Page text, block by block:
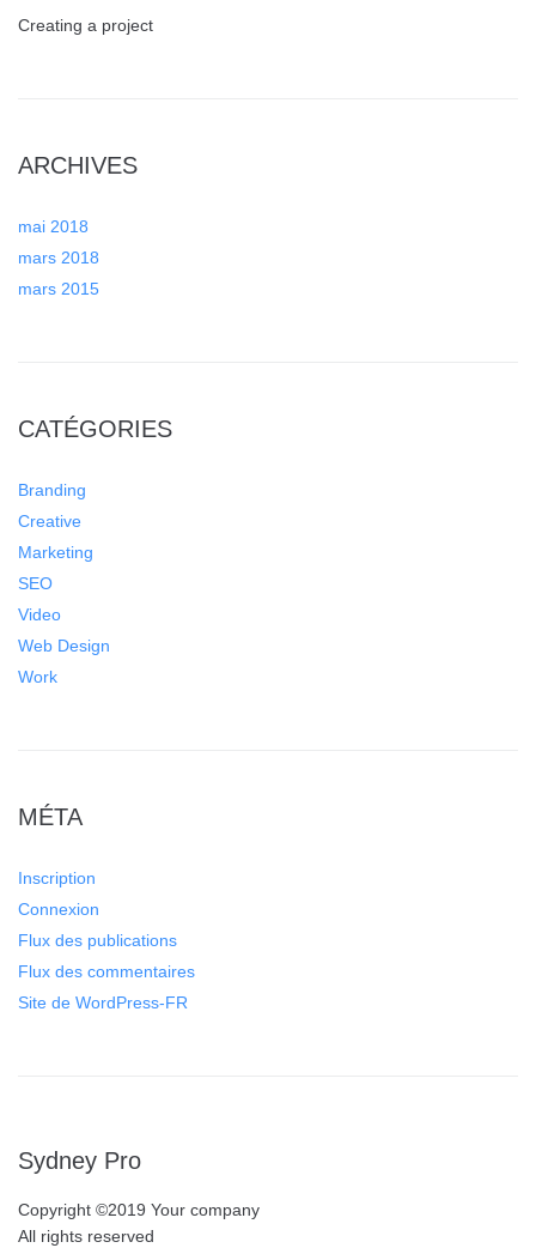
Creating a project
ARCHIVES
mai 2018
mars 2018
mars 2015
CATÉGORIES
Branding
Creative
Marketing
SEO
Video
Web Design
Work
MÉTA
Inscription
Connexion
Flux des publications
Flux des commentaires
Site de WordPress-FR
Sydney Pro
Copyright ©2019 Your company
All rights reserved